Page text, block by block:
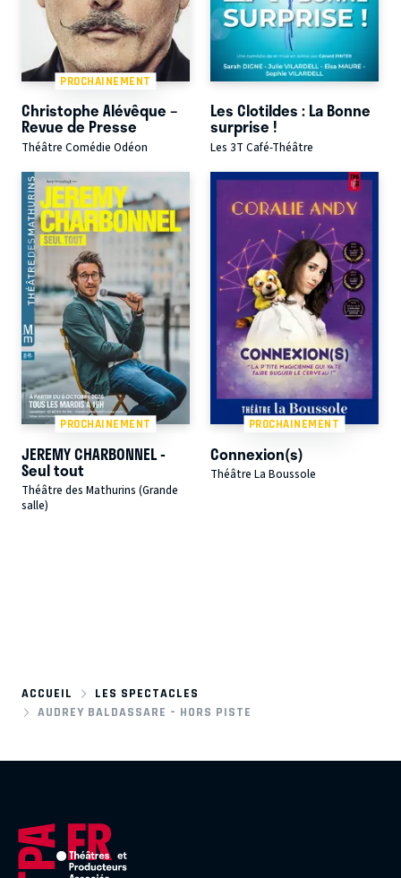
PROCHAINEMENT
Christophe Alévêque –
Revue de Presse
Théâtre Comédie Odéon
Les Clotildes : La Bonne
surprise !
Les 3T Café-Théâtre
PROCHAINEMENT
JEREMY CHARBONNEL -
Seul tout
Théâtre des Mathurins (Grande
salle)
PROCHAINEMENT
Connexion(s)
Théâtre La Boussole
ACCUEIL
LES SPECTACLES
AUDREY BALDASSARE – HORS PISTE